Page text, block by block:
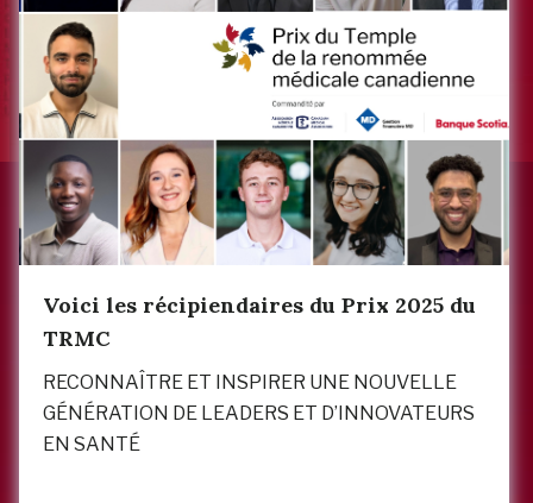
Voici les récipiendaires du Prix 2025 du
TRMC
RECONNAÎTRE ET INSPIRER UNE NOUVELLE
GÉNÉRATION DE LEADERS ET D’INNOVATEURS
EN SANTÉ